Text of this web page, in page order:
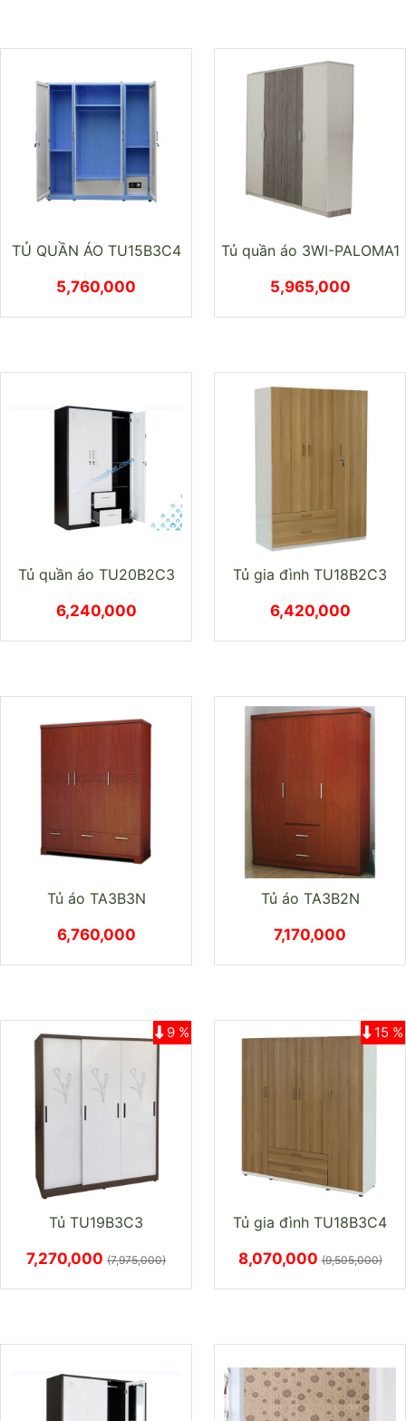
TỦ QUẦN ÁO TU15B3C4
5,760,000
Tủ quần áo 3WI-PALOMA1
5,965,000
Tủ quần áo TU20B2C3
6,240,000
Tủ gia đình TU18B2C3
6,420,000
Tủ áo TA3B3N
6,760,000
Tủ áo TA3B2N
7,170,000
Tủ TU19B3C3
9 %
7,270,000 (7,975,000)
Tủ gia đình TU18B3C4
15 %
8,070,000(9,505,000)